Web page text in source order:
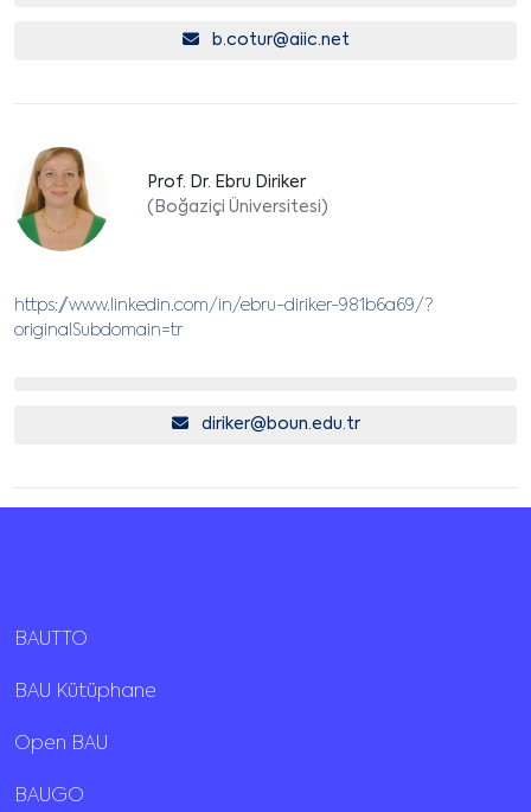
b.cotur@aiic.net
Prof. Dr. Ebru Diriker
(Boğaziçi Üniversitesi)
https://www.linkedin.com/in/ebru-diriker-981b6a69/?
originalSubdomain=tr
diriker@boun.edu.tr
BAUTTO
BAU Kütüphane
Open BAU
BAUGO